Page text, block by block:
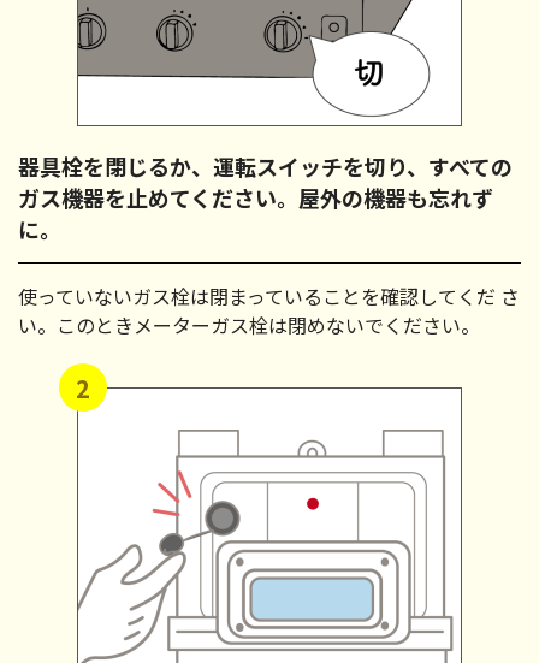
器具栓を閉じるか、運転スイッチを切り、すべての
ガス機器を止めてください。屋外の機器も忘れず
に。
使っていないガス栓は閉まっていることを確認してくだ さ
い。このときメーターガス栓は閉めないでください。
2